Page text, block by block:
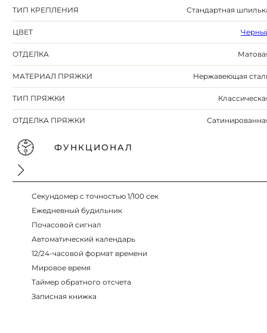
ТИП КРЕПЛЕНИЯ Стандартная
ЦВЕТ
ОТДЕЛКА
МАТЕРИАЛ ПРЯЖКИ Нержавеющая
ТИП ПРЯЖКИ
ОТДЕЛКА ПРЯЖКИ
ФУНКЦИОНАЛ
Секундомер с точностью 1/100 сек
Ежедневный будильник
Почасовой сигнал
Автоматический календарь
12/24-часовой формат времени
Мировое время
Таймер обратного отсчета
Записная книжка